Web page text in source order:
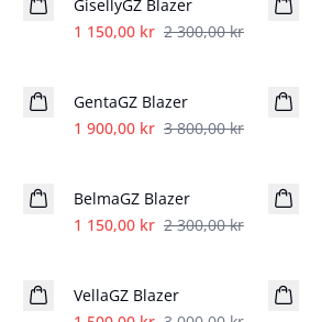
GisellyGZ Blazer
1 150,00 kr 2 300,00 kr
GentaGZ Blazer
1 900,00 kr 3 800,00 kr
BelmaGZ Blazer
1 150,00 kr 2 300,00 kr
VellaGZ Blazer